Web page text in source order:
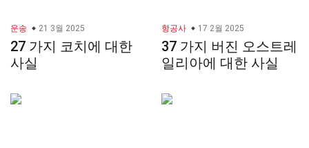
운송 21 3월 2025
27 가지 코치에 대한
사실
항공사 17 2월 2025
37 가지 버진 오스트레
일리아에 대한 사실